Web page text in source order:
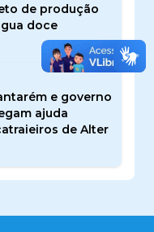
de produção
doce
e governo
ajuda
de Alter